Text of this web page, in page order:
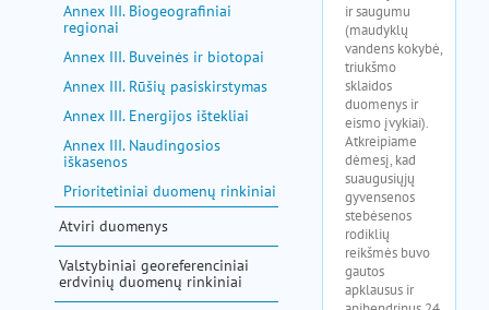
Annex III. Biogeografiniai
regionai
Annex III. Buveinės ir biotopai
Annex III. Rūšių pasiskirstymas
Annex III. Energijos ištekliai
Annex III. Naudingosios
iškasenos
Prioritetiniai duomenų rinkiniai
Atviri duomenys
Valstybiniai georeferenciniai
erdvinių duomenų rinkiniai